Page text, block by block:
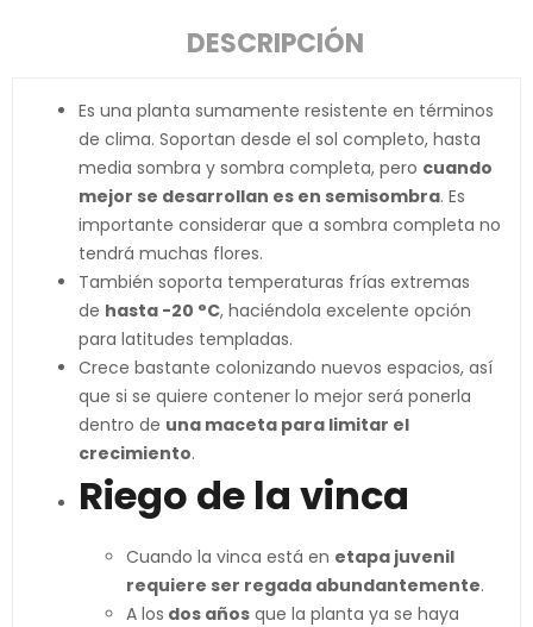
DESCRIPCIÓN
Es una planta sumamente resistente en términos
de clima. Soportan desde el sol completo, hasta
media sombra y sombra completa, pero cuando
mejor se desarrollan es en semisombra. Es
importante considerar que a sombra completa no
tendrá muchas flores.
También soporta temperaturas frías extremas
de hasta -20 °C, haciéndola excelente opción
para latitudes templadas.
Crece bastante colonizando nuevos espacios, así
que si se quiere contener lo mejor será ponerla
dentro de una maceta para limitar el
crecimiento.
Riego de la vinca
Cuando la vinca está en etapa juvenil
requiere ser regada abundantemente.
A los dos años que la planta ya se haya